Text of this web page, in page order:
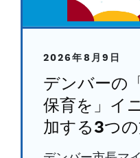
2026年8月9日
デンバーの
保育を」イ
加する3つ